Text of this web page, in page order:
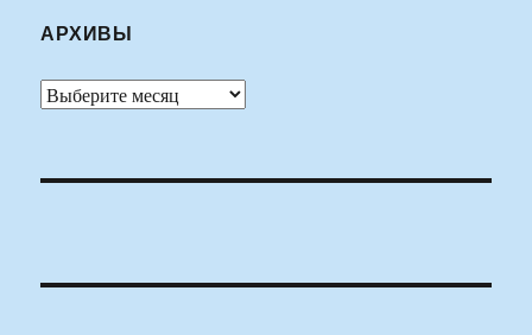
АРХИВЫ
Архивы